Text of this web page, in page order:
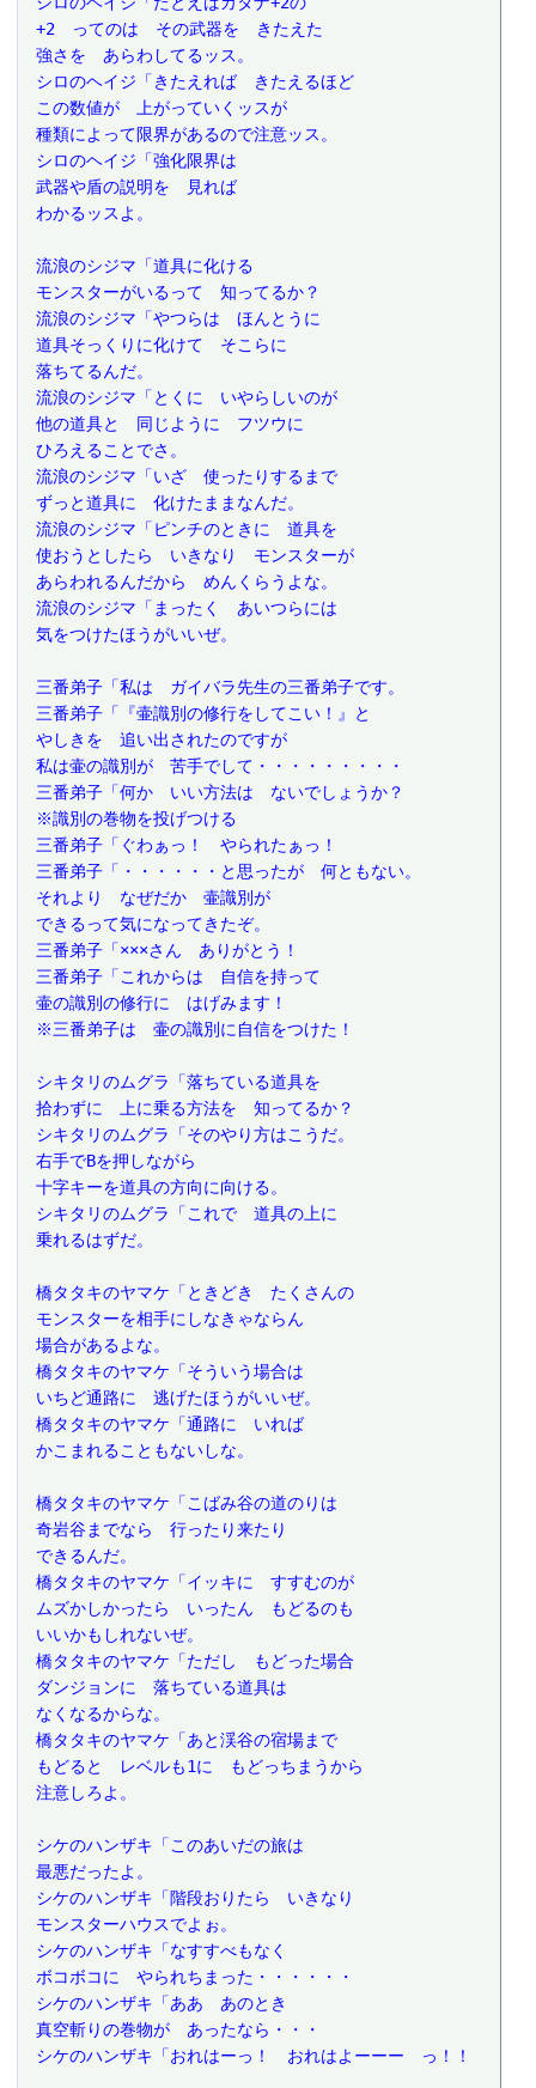
+2　ってのは　その武器を　きたえた
強さを　あらわしてるッス。
シロのヘイジ「きたえれば　きたえるほど
この数値が　上がっていくッスが
種類によって限界があるので注意ッス。
シロのヘイジ「強化限界は
武器や盾の説明を　見れば
わかるッスよ。
流浪のシジマ「道具に化ける
モンスターがいるって　知ってるか？
流浪のシジマ「やつらは　ほんとうに
道具そっくりに化けて　そこらに
落ちてるんだ。
流浪のシジマ「とくに　いやらしいのが
他の道具と　同じように　フツウに
ひろえることでさ。
流浪のシジマ「いざ　使ったりするまで
ずっと道具に　化けたままなんだ。
流浪のシジマ「ピンチのときに　道具を
使おうとしたら　いきなり　モンスターが
あらわれるんだから　めんくらうよな。
流浪のシジマ「まったく　あいつらには
気をつけたほうがいいぜ。
三番弟子「私は　ガイバラ先生の三番弟子です。
三番弟子「『壷識別の修行をしてこい！』と
やしきを　追い出されたのですが
私は壷の識別が　苦手でして・・・・・・・・・
三番弟子「何か　いい方法は　ないでしょうか？
※識別の巻物を投げつける
三番弟子「ぐわぁっ！　やられたぁっ！
三番弟子「・・・・・・と思ったが　何ともない。
それより　なぜだか　壷識別が
できるって気になってきたぞ。
三番弟子「×××さん　ありがとう！
三番弟子「これからは　自信を持って
壷の識別の修行に　はげみます！
※三番弟子は　壷の識別に自信をつけた！
シキタリのムグラ「落ちている道具を
拾わずに　上に乗る方法を　知ってるか？
シキタリのムグラ「そのやり方はこうだ。
右手でBを押しながら
十字キーを道具の方向に向ける。
シキタリのムグラ「これで　道具の上に
乗れるはずだ。
橋タタキのヤマケ「ときどき　たくさんの
モンスターを相手にしなきゃならん
場合があるよな。
橋タタキのヤマケ「そういう場合は
いちど通路に　逃げたほうがいいぜ。
橋タタキのヤマケ「通路に　いれば
かこまれることもないしな。
橋タタキのヤマケ「こばみ谷の道のりは
奇岩谷までなら　行ったり来たり
できるんだ。
橋タタキのヤマケ「イッキに　すすむのが
ムズかしかったら　いったん　もどるのも
いいかもしれないぜ。
橋タタキのヤマケ「ただし　もどった場合
ダンジョンに　落ちている道具は
なくなるからな。
橋タタキのヤマケ「あと渓谷の宿場まで
もどると　レベルも1に　もどっちまうから
注意しろよ。
シケのハンザキ「このあいだの旅は
最悪だったよ。
シケのハンザキ「階段おりたら　いきなり
モンスターハウスでよぉ。
シケのハンザキ「なすすべもなく
ボコボコに　やられちまった・・・・・・
シケのハンザキ「ああ　あのとき
真空斬りの巻物が　あったなら・・・
シケのハンザキ「おれはーっ！　おれはよーーー　っ！！